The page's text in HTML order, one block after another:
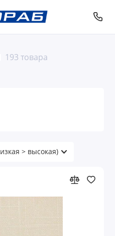
193 товара